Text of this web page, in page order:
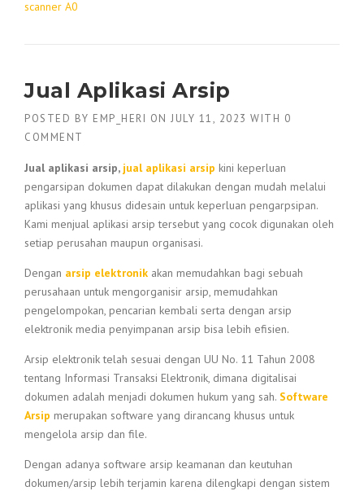
scanner A0
Jual Aplikasi Arsip
POSTED BY EMP_HERI ON JULY 11, 2023 WITH 0
COMMENT
Jual aplikasi arsip, jual aplikasi arsip kini keperluan
pengarsipan dokumen dapat dilakukan dengan mudah melalui
aplikasi yang khusus didesain untuk keperluan pengarpsipan.
Kami menjual aplikasi arsip tersebut yang cocok digunakan oleh
setiap perusahan maupun organisasi.
Dengan arsip elektronik akan memudahkan bagi sebuah
perusahaan untuk mengorganisir arsip, memudahkan
pengelompokan, pencarian kembali serta dengan arsip
elektronik media penyimpanan arsip bisa lebih efisien.
Arsip elektronik telah sesuai dengan UU No. 11 Tahun 2008
tentang Informasi Transaksi Elektronik, dimana digitalisai
dokumen adalah menjadi dokumen hukum yang sah. Software
Arsip merupakan software yang dirancang khusus untuk
mengelola arsip dan file.
Dengan adanya software arsip keamanan dan keutuhan
dokumen/arsip lebih terjamin karena dilengkapi dengan sistem